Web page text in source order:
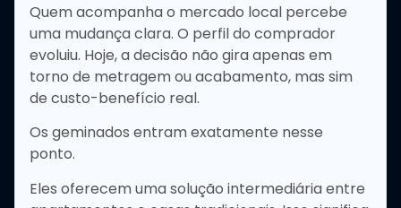
Quem acompanha o mercado local percebe
uma mudança clara. O perfil do comprador
evoluiu. Hoje, a decisão não gira apenas em
torno de metragem ou acabamento, mas sim
de custo-benefício real.
Os geminados entram exatamente nesse
ponto.
Eles oferecem uma solução intermediária entre